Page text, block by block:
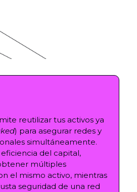
reutilizar tus activos ya
) para asegurar redes y
simultáneamente.
del capital,
múltiples
el mismo activo, mientras
seguridad de una red